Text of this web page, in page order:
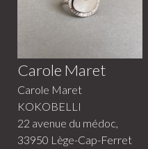
Carole Maret
Carole Maret
KOKOBELLI
22 avenue du médoc,
33950 Lège-Cap-Ferret